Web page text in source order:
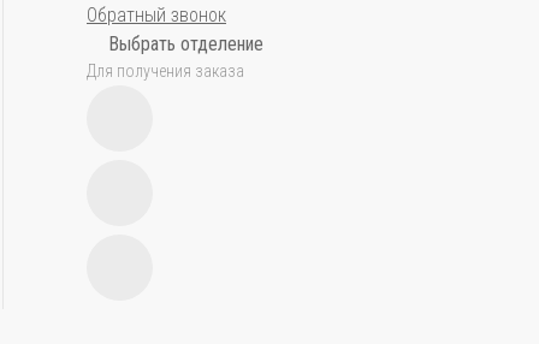
Обратный звонок
Выбрать отделение
Для получения заказа